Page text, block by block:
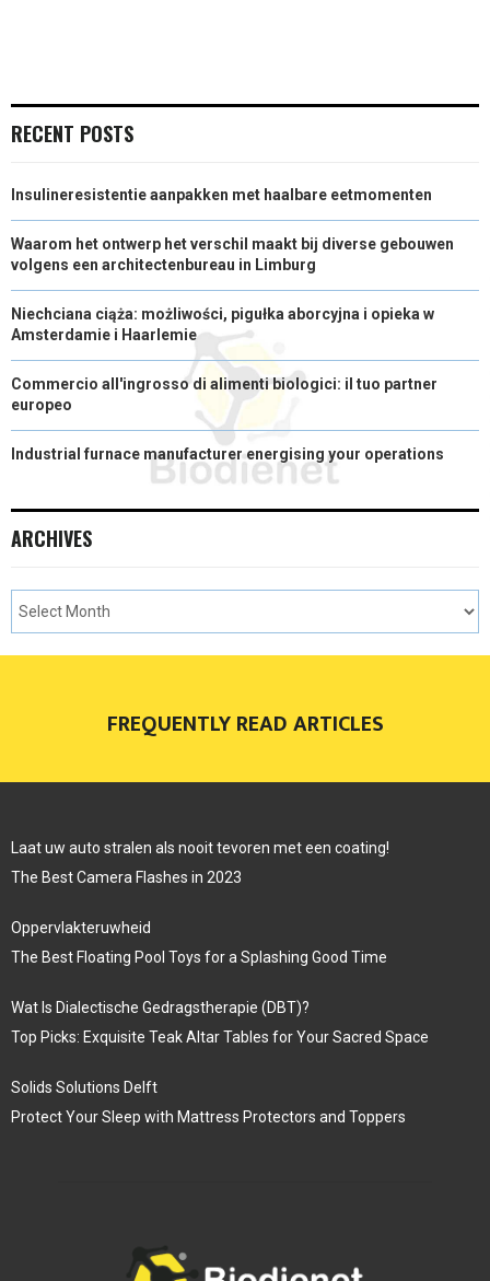
RECENT POSTS
Insulineresistentie aanpakken met haalbare eetmomenten
Waarom het ontwerp het verschil maakt bij diverse gebouwen
volgens een architectenbureau in Limburg
Niechciana ciąża: możliwości, pigułka aborcyjna i opieka w
Amsterdamie i Haarlemie
Commercio all'ingrosso di alimenti biologici: il tuo partner
europeo
Industrial furnace manufacturer energising your operations
ARCHIVES
FREQUENTLY READ ARTICLES
Laat uw auto stralen als nooit tevoren met een coating!
The Best Camera Flashes in 2023
Oppervlakteruwheid
The Best Floating Pool Toys for a Splashing Good Time
Wat Is Dialectische Gedragstherapie (DBT)?
Top Picks: Exquisite Teak Altar Tables for Your Sacred Space
Solids Solutions Delft
Protect Your Sleep with Mattress Protectors and Toppers